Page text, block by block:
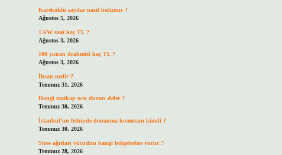
Kareköklü sayılar nasıl bulunur ?
Ağustos 5, 2026
1 kW saat kaç TL ?
Ağustos 3, 2026
100 yunan drahmisi kaç TL ?
Ağustos 3, 2026
İhsan nedir ?
Temmuz 31, 2026
Hangi matkap ucu duvarı deler ?
Temmuz 30, 2026
İstanbul’un fethinde donanma komutanı kimdi ?
Temmuz 30, 2026
Stres ağrıları vücudun hangi bölgelerine vurur ?
Temmuz 28, 2026